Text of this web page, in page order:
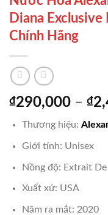
Diana
Chính Hãng
₫290,000 – ₫
Thương hiệu:
Giới tính: Unisex
Nồng độ: Extrait
Xuất xứ: USA
Năm ra mắt: 2020